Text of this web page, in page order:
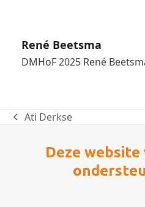
René Beetsma
DMHoF 2025 René
previous
Ati Derkse
Deze